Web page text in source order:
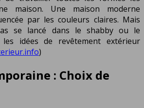
maison. Une maison moderne
par les couleurs claires. Mais
se lancé dans le shabby ou le
idées de revêtement extérieur
)
: Choix de